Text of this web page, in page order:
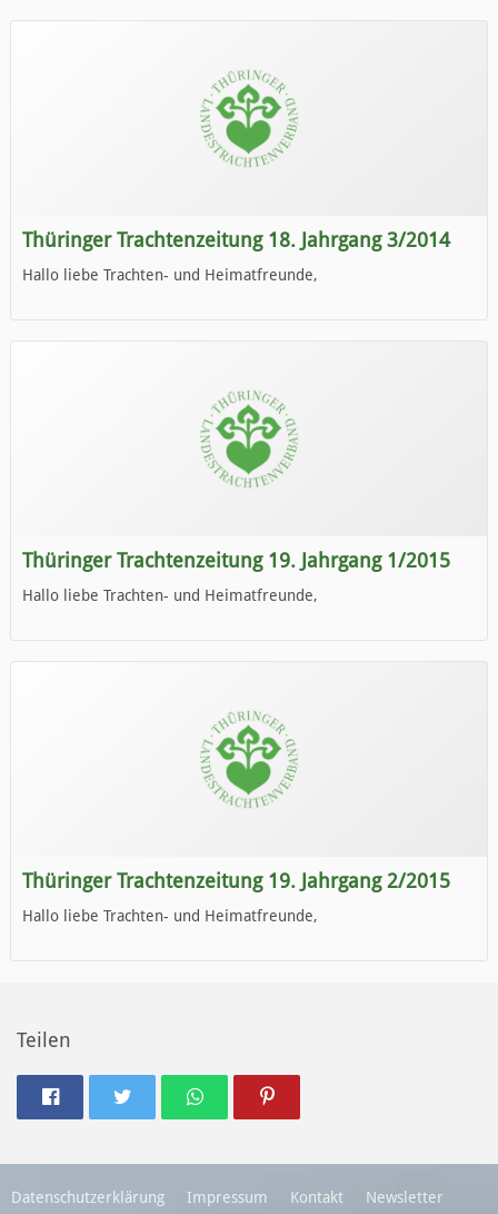
Thüringer Trachtenzeitung 18. Jahrgang 3/2014
Hallo liebe Trachten- und Heimatfreunde,
Wir wünschen Euch viel Spaß beim Lesen.
Thüringer Trachtenzeitung 19. Jahrgang 1/2015
Hallo liebe Trachten- und Heimatfreunde,
Wir wünschen Euch viel Spaß beim Lesen.
Thüringer Trachtenzeitung 19. Jahrgang 2/2015
Hallo liebe Trachten- und Heimatfreunde,
Teilen
Datenschutzerklärung Impressum Kontakt Newsletter